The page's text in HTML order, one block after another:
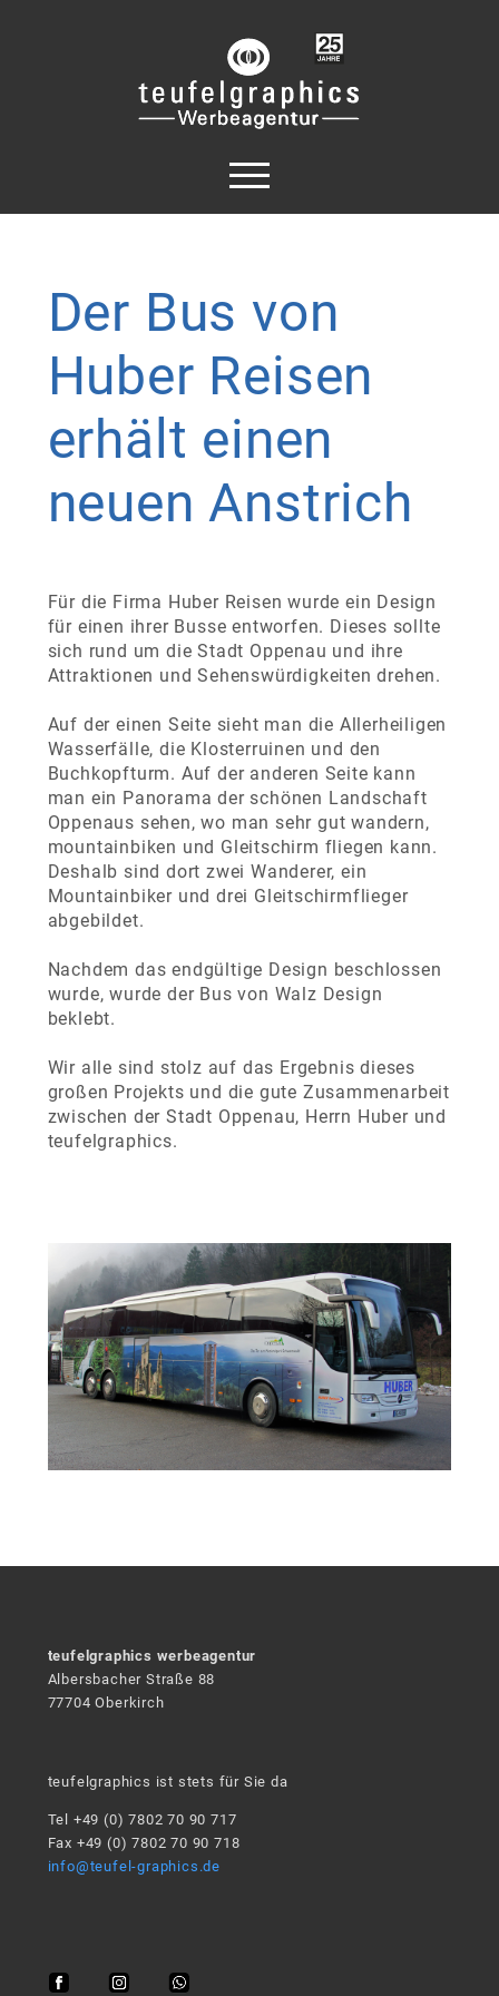
Der Bus von
Huber Reisen
erhält einen
neuen Anstrich
Für die Firma Huber Reisen wurde ein Design
für einen ihrer Busse entworfen. Dieses sollte
sich rund um die Stadt Oppenau und ihre
Attraktionen und Sehenswürdigkeiten drehen.
Auf der einen Seite sieht man die Allerheiligen
Wasserfälle, die Klosterruinen und den
Buchkopfturm. Auf der anderen Seite kann
man ein Panorama der schönen Landschaft
Oppenaus sehen, wo man sehr gut wandern,
mountainbiken und Gleitschirm fliegen kann.
Deshalb sind dort zwei Wanderer, ein
Mountainbiker und drei Gleitschirmflieger
abgebildet.
Nachdem das endgültige Design beschlossen
wurde, wurde der Bus von Walz Design
beklebt.
Wir alle sind stolz auf das Ergebnis dieses
großen Projekts und die gute Zusammenarbeit
zwischen der Stadt Oppenau, Herrn Huber und
teufelgraphics.
teufelgraphics werbeagentur
Albersbacher Straße 88
77704 Oberkirch
teufelgraphics ist stets für Sie da
Tel +49 (0) 7802 70 90 717
Fax +49 (0) 7802 70 90 718
info@teufel-graphics.de